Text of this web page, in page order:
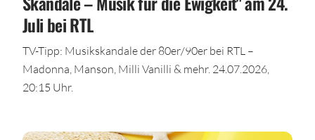
Juli bei RTL
TV-Tipp: Musikskandale der 80er/90er bei RTL –
Madonna, Manson, Milli Vanilli & mehr. 24.07.2026,
20:15 Uhr.